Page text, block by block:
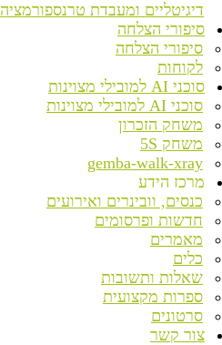
דיגיטליים ומעבדת טרנספורמציה
סיפורי הצלחה
סיפורי הצלחה
לקוחות
סוכני AI למובילי מצוינות
סוכני AI למובילי מצוינות
משחק הזכרון
משחק 5S
gemba-walk-xray
מרכז הידע
כנסים, וובינרים ואירועים
חדשות ופרסומים
מאמרים
כלים
שאלות ותשובות
ספרות מקצועית
סרטונים
צור קשר